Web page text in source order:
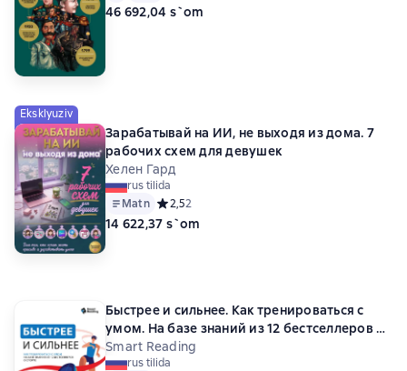
46 692,04 s`om
Eksklyuziv
Зарабатывай на ИИ, не выходя из дома. 7
рабочих схем для девушек
Хелен Гард
rus tilida
Matn Средний рейтинг 2,5 на основе 2 оценок
2,52
14 622,37 s`om
Быстрее и сильнее. Как тренироваться с
умом. На базе знаний из 12 бестселлеров о
спорте
Smart Reading
rus tilida